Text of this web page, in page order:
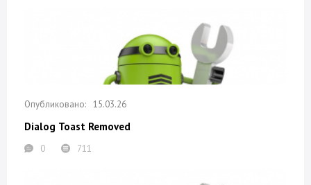
15.03.26
Dialog Toast Removed
0 711